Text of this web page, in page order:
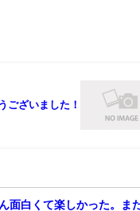
ございました！
面白くて楽しかった。ま